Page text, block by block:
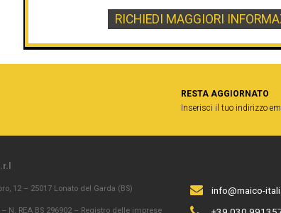
RICHIEDI MAGGIORI
RESTA AGGIORNATO
Inserisci il tuo indirizzo
12 – 25017 Lonato del Garda (BS)
– N. REA BS 296902 – Registro delle imprese
info@maico-